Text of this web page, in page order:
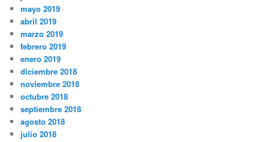
mayo 2019
abril 2019
marzo 2019
febrero 2019
enero 2019
diciembre 2018
noviembre 2018
octubre 2018
septiembre 2018
agosto 2018
julio 2018